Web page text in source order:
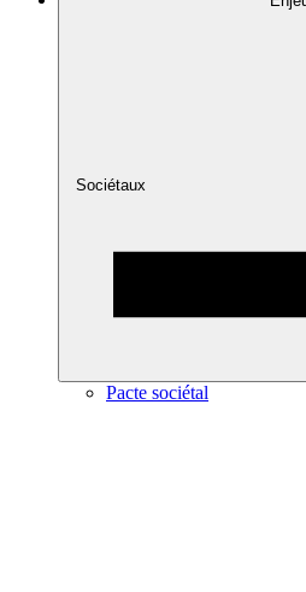
Sociétaux
Pacte sociétal